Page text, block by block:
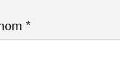
Votre prénom / nom *